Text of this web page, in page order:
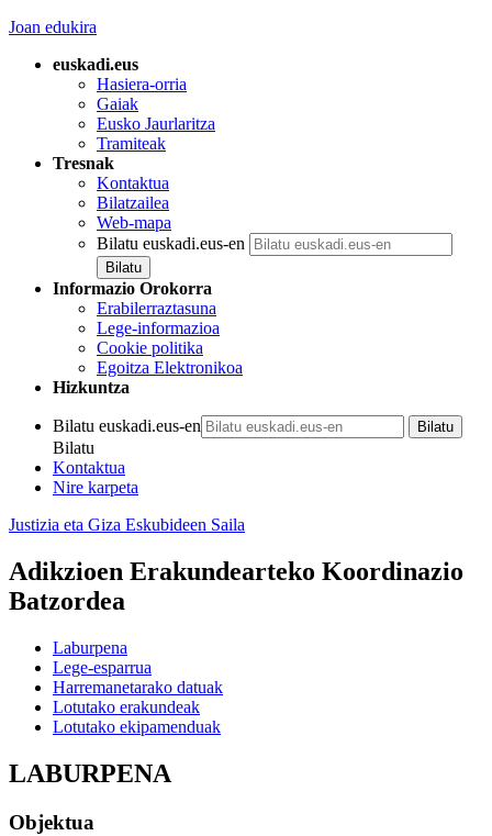
Joan edukira
euskadi.eus
Hasiera-orria
Gaiak
Eusko Jaurlaritza
Tramiteak
Tresnak
Kontaktua
Bilatzailea
Web-mapa
Bilatu euskadi.eus-en
Informazio Orokorra
Erabilerraztasuna
Lege-informazioa
Cookie politika
Egoitza Elektronikoa
Hizkuntza
Bilatu euskadi.eus-en
Bilatu
Kontaktua
Nire karpeta
Justizia eta Giza Eskubideen Saila
Adikzioen Erakundearteko Koordinazio
Batzordea
Laburpena
Lege-esparrua
Harremanetarako datuak
Lotutako erakundeak
Lotutako ekipamenduak
LABURPENA
Objektua